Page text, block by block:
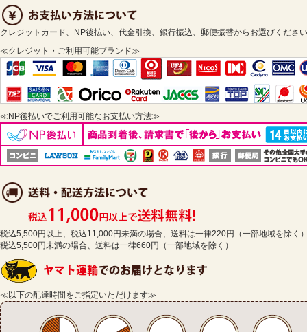
クレジットカード、NP後払い、代金引換、銀行振込、郵便振替からお選びくださ
≪クレジット・ご利用可能ブランド≫
≪NP後払いでご利用可能なお支払い方法≫
税込5,500円以上、税込11,000円未満の場合、送料は一律220円（一部地域を除く
税込5,500円未満の場合、送料は一律660円（一部地域を除く）
≪以下の配達時間をご指定いただけます≫